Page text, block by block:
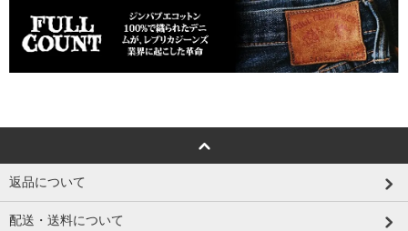
返品について
配送・送料について